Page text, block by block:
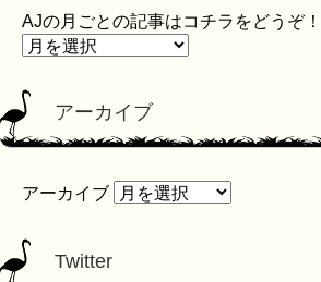
AJの月ごとの記事はコチラをどうぞ！
アーカイブ
アーカイブ
Twitter